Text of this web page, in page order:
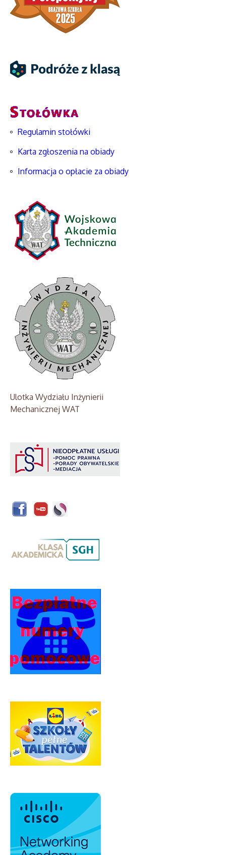
Regulamin stołówki
Karta zgłoszenia na obiady
Informacja o opłacie za obiady
Ulotka Wydziału Inżynierii
Mechanicznej WAT